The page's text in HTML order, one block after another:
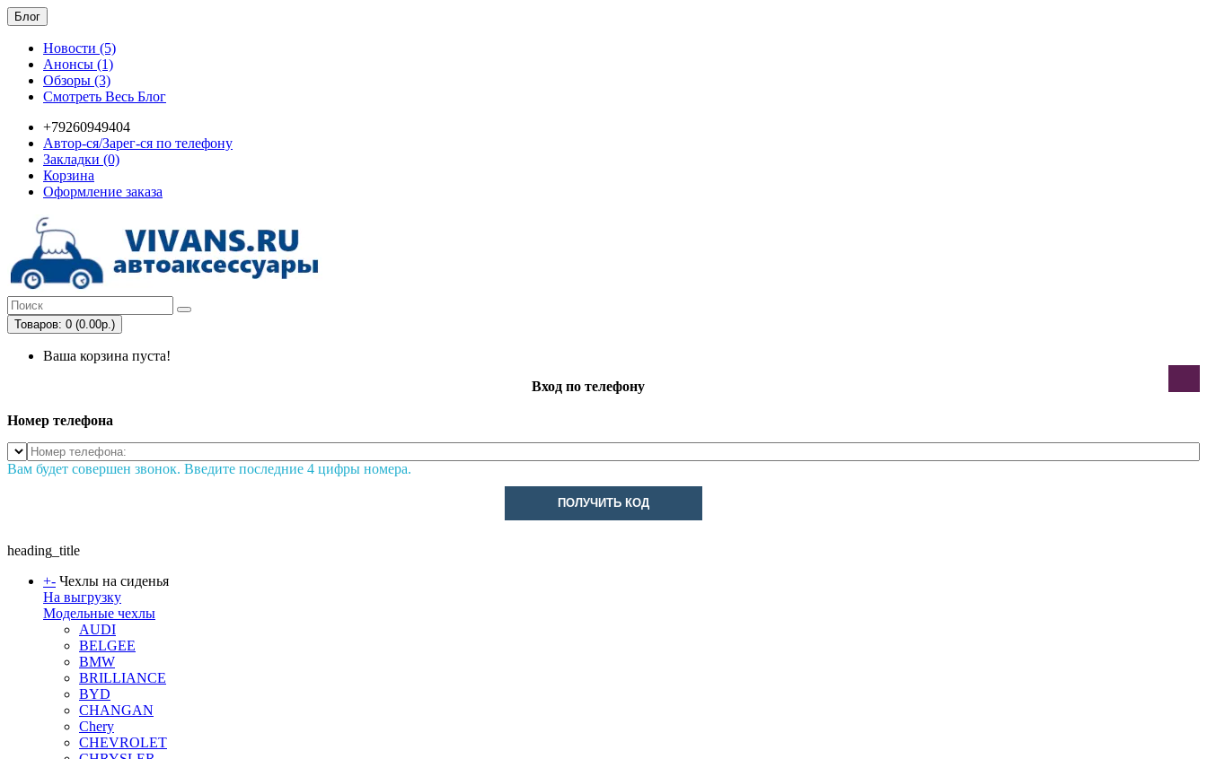
Блог
Новости (5)
Анонсы (1)
Обзоры (3)
Смотреть Весь Блог
+79260949404
Автор-ся/Зарег-ся по телефону
Закладки (0)
Корзина
Оформление заказа
Товаров: 0 (0.00р.)
Ваша корзина пуста!
Вход по телефону
Номер телефона
Вам будет совершен звонок. Введите последние 4 цифры номера.
ПОЛУЧИТЬ КОД
heading_title
+- Чехлы на сиденья
На выгрузку
Модельные чехлы
AUDI
BELGEE
BMW
BRILLIANCE
BYD
CHANGAN
Chery
CHEVROLET